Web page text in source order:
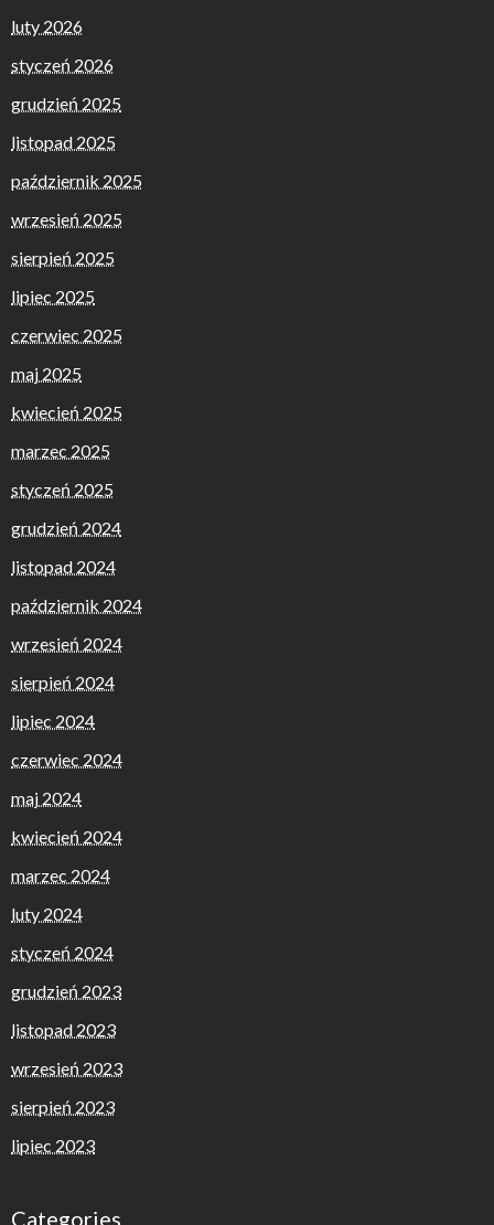
luty 2026
styczeń 2026
grudzień 2025
listopad 2025
październik 2025
wrzesień 2025
sierpień 2025
lipiec 2025
czerwiec 2025
maj 2025
kwiecień 2025
marzec 2025
styczeń 2025
grudzień 2024
listopad 2024
październik 2024
wrzesień 2024
sierpień 2024
lipiec 2024
czerwiec 2024
maj 2024
kwiecień 2024
marzec 2024
luty 2024
styczeń 2024
grudzień 2023
listopad 2023
wrzesień 2023
sierpień 2023
lipiec 2023
Categories